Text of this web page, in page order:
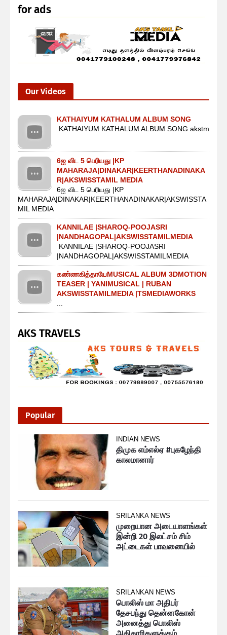
for ads
Our Videos
KATHAIYUM KATHALUM ALBUM SONG
KATHAIYUM KATHALUM ALBUM SONG akstm
6ஐ விட 5 பெரியது |KP
MAHARAJA|DINAKAR|KEERTHANADINAKA
R|AKSWISSTAMIL MEDIA
6ஐ விட 5 பெரியது |KP
MAHARAJA|DINAKAR|KEERTHANADINAKAR|AKSWISSTA
MIL MEDIA
KANNILAE |SHAROQ-POOJASRI
|NANDHAGOPAL|AKSWISSTAMILMEDIA
KANNILAE |SHAROQ-POOJASRI
|NANDHAGOPAL|AKSWISSTAMILMEDIA
கண்ணகித்தாயேMUSICAL ALBUM 3DMOTION
TEASER | YANIMUSICAL | RUBAN
AKSWISSTAMILMEDIA |TSMEDIAWORKS
...
AKS TRAVELS
Popular
INDIAN NEWS
திமுக எம்எல்ஏ #புகழேந்தி
காலமானார்
SRILANKA NEWS
முறையான அடையாளங்கள்
இன்றி 20 இலட்சம் சிம்
அட்டைகள் பாவனையில்
SRILANKAN NEWS
பொலிஸ் மா அதிபர்
தேசபந்து தென்னகோன்
அனைத்து பொலிஸ்